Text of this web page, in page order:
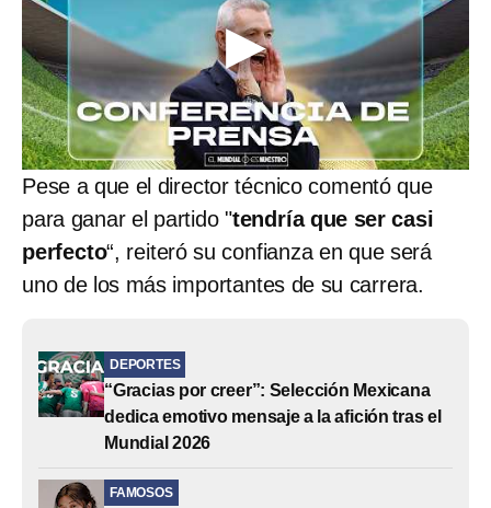
Pese a que el director técnico comentó que
para ganar el partido "tendría que ser casi
perfecto“, reiteró su confianza en que será
uno de los más importantes de su carrera.
DEPORTES
“Gracias por creer”: Selección Mexicana
dedica emotivo mensaje a la afición tras el
Mundial 2026
FAMOSOS